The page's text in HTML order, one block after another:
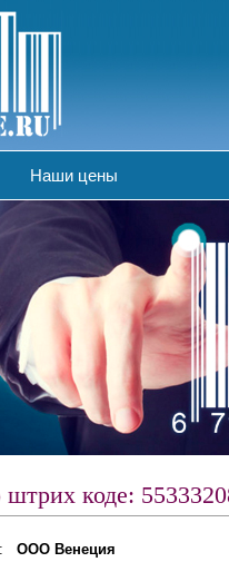
Наши цены
коде:
ООО Венеция